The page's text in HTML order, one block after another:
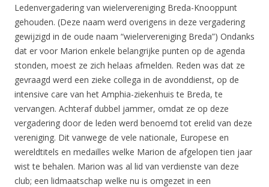
Ledenvergadering van wielervereniging Breda-Knooppunt
gehouden. (Deze naam werd overigens in deze vergadering
gewijzigd in de oude naam “wielervereniging Breda”) Ondanks
dat er voor Marion enkele belangrijke punten op de agenda
stonden, moest ze zich helaas afmelden. Reden was dat ze
gevraagd werd een zieke collega in de avonddienst, op de
intensive care van het Amphia-ziekenhuis te Breda, te
vervangen. Achteraf dubbel jammer, omdat ze op deze
vergadering door de leden werd benoemd tot erelid van deze
vereniging. Dit vanwege de vele nationale, Europese en
wereldtitels en medailles welke Marion de afgelopen tien jaar
wist te behalen. Marion was al lid van verdienste van deze
club; een lidmaatschap welke nu is omgezet in een